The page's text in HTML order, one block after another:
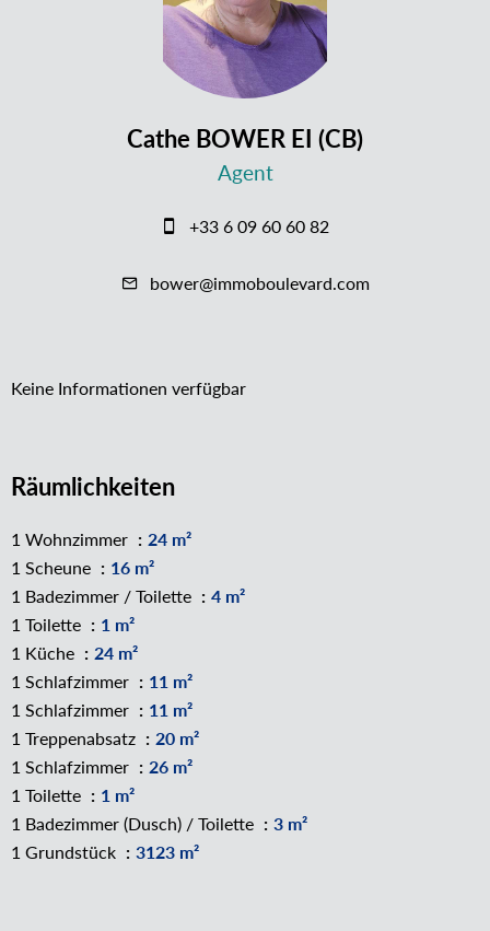
Cathe BOWER EI (CB)
Agent
+33 6 09 60 60 82
bower@immoboulevard.com
Keine Informationen verfügbar
Räumlichkeiten
1 Wohnzimmer
24 m²
1 Scheune
16 m²
1 Badezimmer / Toilette
4 m²
1 Toilette
1 m²
1 Küche
24 m²
1 Schlafzimmer
11 m²
1 Schlafzimmer
11 m²
1 Treppenabsatz
20 m²
1 Schlafzimmer
26 m²
1 Toilette
1 m²
1 Badezimmer (Dusch) / Toilette
3 m²
1 Grundstück
3123 m²